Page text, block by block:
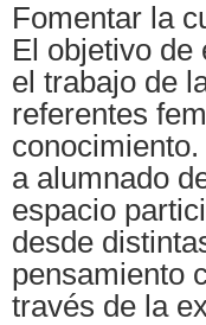
Fomentar la
El objetivo de
el trabajo de
referentes
a alumnado
espacio
desde
pensamiento
través de la